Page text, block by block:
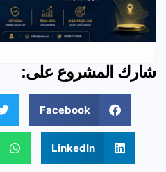
شارك المشروع على:
Facebook
LinkedIn